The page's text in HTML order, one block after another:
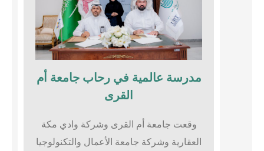
مدرسة عالمية في رحاب جامعة أم
القرى​
وقعت جامعة أم القرى وشركة وادي مكة
العقارية وشركة جامعة الأعمال والتكنولوجيا